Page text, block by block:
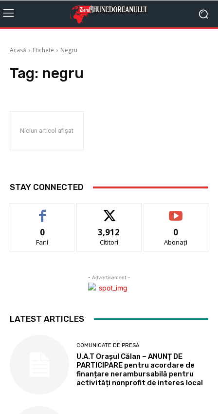
Acasă Etichete Negru
Tag: negru
Niciun articol afișat
STAY CONNECTED
0
Fani
3,912
Cititori
0
Abonați
- Advertisement -
LATEST ARTICLES
COMUNICATE DE PRESĂ
U.A.T Orașul Călan – ANUNȚ DE
PARTICIPARE pentru acordare de
finanțare nerambursabilă pentru
activități nonprofit de interes local